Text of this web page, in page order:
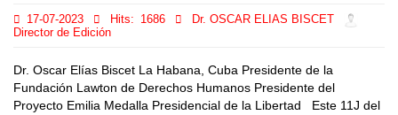
17-07-2023 Hits: 1686
Dr. OSCAR ELIAS BISCET
Director de Edición
Dr. Oscar Elías Biscet La Habana, Cuba Presidente de la
Fundación Lawton de Derechos Humanos Presidente del
Proyecto Emilia Medalla Presidencial de la Libertad Este 11J del